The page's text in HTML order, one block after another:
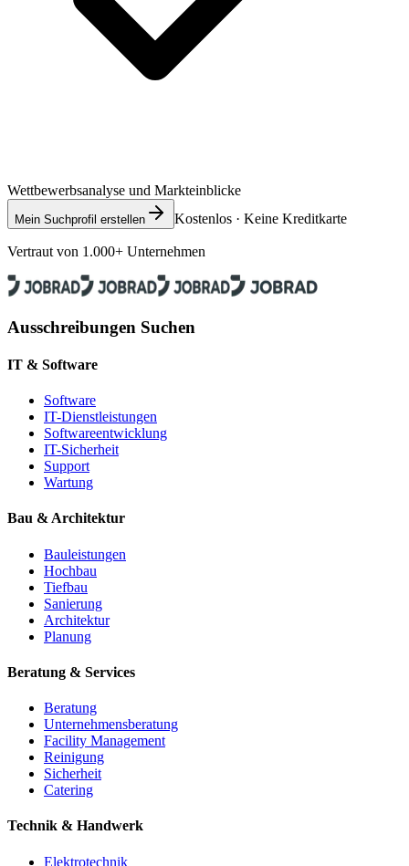
Wettbewerbsanalyse und Markteinblicke
Mein Suchprofil erstellen Kostenlos · Keine Kreditkarte
Vertraut von 1.000+ Unternehmen
Ausschreibungen Suchen
IT & Software
Software
IT-Dienstleistungen
Softwareentwicklung
IT-Sicherheit
Support
Wartung
Bau & Architektur
Bauleistungen
Hochbau
Tiefbau
Sanierung
Architektur
Planung
Beratung & Services
Beratung
Unternehmensberatung
Facility Management
Reinigung
Sicherheit
Catering
Technik & Handwerk
Elektrotechnik